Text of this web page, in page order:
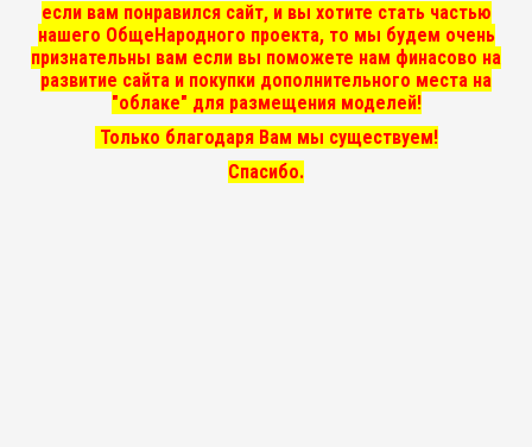
если вам понравился сайт, и вы хотите стать частью
нашего ОбщеНародного проекта, то мы будем очень
признательны вам если вы поможете нам финасово на
развитие сайта и покупки дополнительного места на
"облаке" для размещения моделей!
Только благодаря Вам мы существуем!
Спасибо.